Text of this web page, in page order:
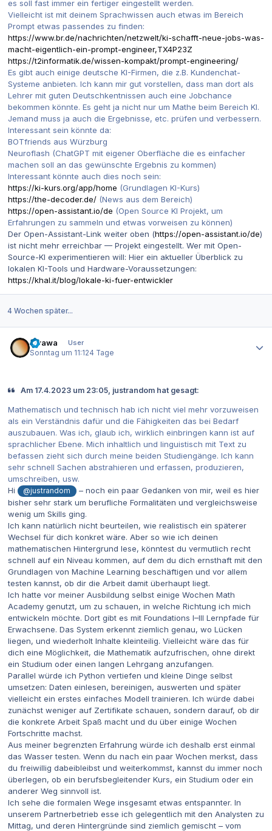
es soll fast immer ein fertiger eingestellt werden.
Vielleicht ist mit deinem Sprachwissen auch etwas im Bereich
Prompt etwas passendes zu finden:
https://www.br.de/nachrichten/netzwelt/ki-schafft-neue-jobs-was-
macht-eigentlich-ein-prompt-engineer,TX4P23Z
https://t2informatik.de/wissen-kompakt/prompt-engineering/
Es gibt auch einige deutsche KI-Firmen, die z.B. Kundenchat-
Systeme anbieten. Ich kann mir gut vorstellen, dass man dort als
Lehrer mit guten Deutschkentnissen auch eine Jobchance
bekommen könnte. Es geht ja nicht nur um Mathe beim Bereich KI.
Jemand muss ja auch die Ergebnisse, etc. prüfen und verbessern.
Interessant sein könnte da:
BOTfriends aus Würzburg
Neuroflash (ChatGPT mit eigener Oberfläche die es einfacher
machen soll an das gewünschte Ergebnis zu kommen)
Interessant könnte auch dies noch sein:
https://ki-kurs.org/app/home (Grundlagen KI-Kurs)
https://the-decoder.de/ (News aus dem Bereich)
https://open-assistant.io/de (Open Source KI Projekt, um
Erfahrungen zu sammeln und etwas vorweisen zu können)
Der Open-Assistant-Link weiter oben (https://open-assistant.io/de)
ist nicht mehr erreichbar — Projekt eingestellt. Wer mit Open-
Source-KI experimentieren will: Hier ein aktueller Überblick zu
lokalen KI-Tools und Hardware-Voraussetzungen:
https://khal.it/blog/lokale-ki-fuer-entwickler
4 Wochen später...
awawa
User
Sonntag um 11:124 Tage
Am 17.4.2023 um 23:05, justrandom hat gesagt:
Mathematisch und technisch hab ich nicht viel mehr vorzuweisen
als ein Verständnis dafür und die Fähigkeiten das bei Bedarf
auszubauen. Was ich, glaub ich, wirklich einbringen kann ist auf
sprachlicher Ebene. Mich inhaltlich und linguistisch mit Text zu
befassen zieht sich durch meine beiden Studiengänge. Ich kann
sehr schnell Sachen abstrahieren und erfassen, produzieren,
umschreiben, usw.
Hi
@justrandom
– noch ein paar Gedanken von mir, weil es hier
bisher sehr stark um berufliche Formalitäten und vergleichsweise
wenig um Skills ging.
Ich kann natürlich nicht beurteilen, wie realistisch ein späterer
Wechsel für dich konkret wäre. Aber so wie ich deinen
mathematischen Hintergrund lese, könntest du vermutlich recht
schnell auf ein Niveau kommen, auf dem du dich ernsthaft mit den
Grundlagen von Machine Learning beschäftigen und vor allem
testen kannst, ob dir die Arbeit damit überhaupt liegt.
Ich hatte vor meiner Ausbildung selbst einige Wochen Math
Academy genutzt, um zu schauen, in welche Richtung ich mich
entwickeln möchte. Dort gibt es mit Foundations I–III Lernpfade für
Erwachsene. Das System erkennt ziemlich genau, wo Lücken
liegen, und wiederholt Inhalte kleinteilig. Vielleicht wäre das für
dich eine Möglichkeit, die Mathematik aufzufrischen, ohne direkt
ein Studium oder einen langen Lehrgang anzufangen.
Parallel würde ich Python vertiefen und kleine Dinge selbst
umsetzen: Daten einlesen, bereinigen, auswerten und später
vielleicht ein erstes einfaches Modell trainieren. Ich würde dabei
zunächst weniger auf Zertifikate schauen, sondern darauf, ob dir
die konkrete Arbeit Spaß macht und du über einige Wochen
Fortschritte machst.
Aus meiner begrenzten Erfahrung würde ich deshalb erst einmal
das Wasser testen. Wenn du nach ein paar Wochen merkst, dass
du freiwillig dabeibleibst und weiterkommst, kannst du immer noch
überlegen, ob ein berufsbegleitender Kurs, ein Studium oder ein
anderer Weg sinnvoll ist.
Ich sehe die formalen Wege insgesamt etwas entspannter. In
unserem Partnerbetrieb esse ich gelegentlich mit den Analysten zu
Mittag, und deren Hintergründe sind ziemlich gemischt – vom